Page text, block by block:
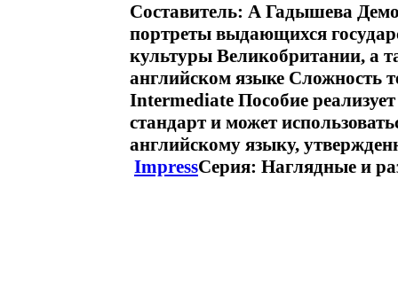
Составитель: А Гадышева
портреты выдающихся
культуры Великобритании, а
английском языке Сложность
Intermediate Пособие
стандарт и может
английскому языку,
ImpressСерия: Наглядные и